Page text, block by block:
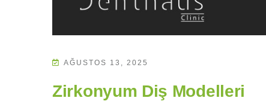
AĞUSTOS 13, 2025
Zirkonyum Diş Modelleri